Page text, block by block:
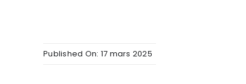
Published On: 17 mars 2025